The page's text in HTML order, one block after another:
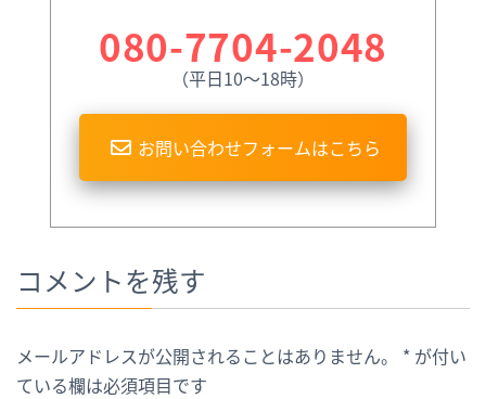
080-7704-2048
（平日10〜18時）
お問い合わせフォームはこちら
コメントを残す
メールアドレスが公開されることはありません。 * が付い
ている欄は必須項目です